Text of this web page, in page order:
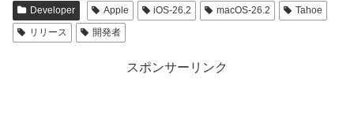
Developer Apple iOS-26.2 macOS-26.2
Tahoe
リリース
開発者
スポンサーリンク